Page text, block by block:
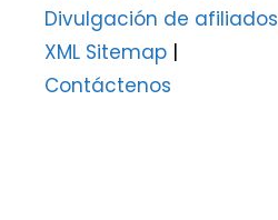
Divulgación de afiliados
XML Sitemap |
Contáctenos